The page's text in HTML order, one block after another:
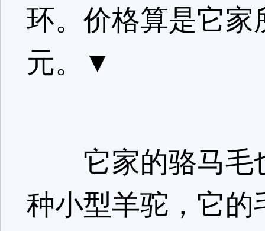
环。价格算是它
元。▼
它家的骆马毛
种小型羊驼，它